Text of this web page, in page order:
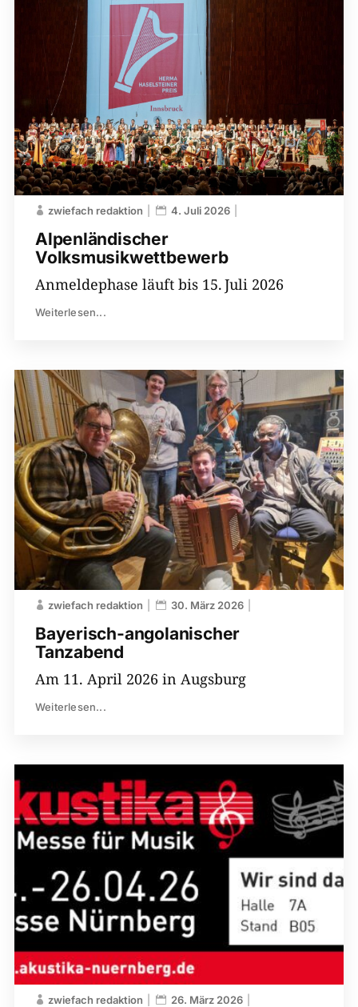
Alpenländischer
Volksmusikwettbewerb
zwiefach redaktion 4. Juli 2026
Anmeldephase läuft bis 15. Juli 2026
Weiterlesen...
Bayerisch-angolanischer
Tanzabend
zwiefach redaktion 30. März 2026
Am 11. April 2026 in Augsburg
Weiterlesen...
zwiefach redaktion 26. März 2026